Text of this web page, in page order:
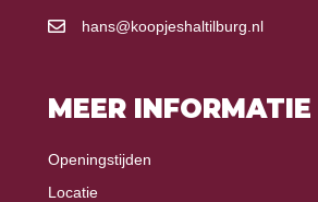
hans@koopjeshaltilburg.nl
MEER INFORMATIE
Openingstijden
Locatie